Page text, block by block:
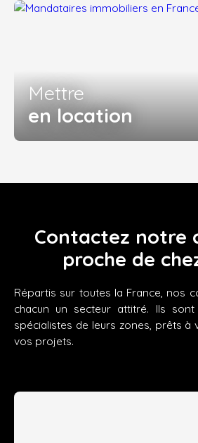
Mettre
en location
Contactez notre
proche de
Répartis sur toutes la France, nos
chacun un secteur attitré. Ils
spécialistes de leurs zones, prêts à
vos projets.